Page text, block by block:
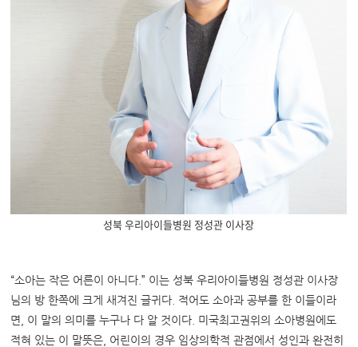
성북 우리아이들병원 정성관 이사장
“소아는 작은 어른이 아니다.” 이는 성북 우리아이들병원 정성관 이사장
님의 방 한쪽에 크게 새겨진 글귀다. 적어도 소아과 공부를 한 이들이라
면, 이 말의 의미를 누구나 다 알 것이다. 미국최고권위의 소아병원에도
적혀 있는 이 말뜻은, 어린이의 경우 임상의학적 관점에서 성인과 완전히